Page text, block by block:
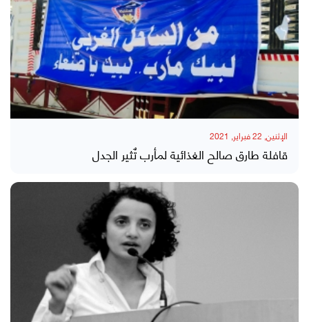
الإثنين, 22 فبراير, 2021
قافلة طارق صالح الغذائية لمأرب تٌثير الجدل